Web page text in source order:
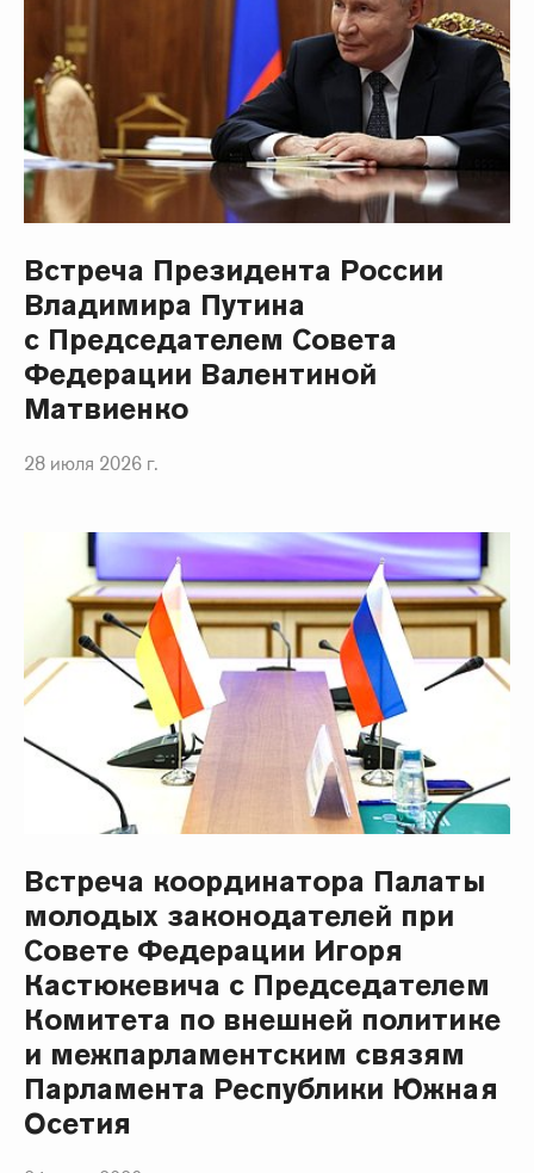
Встреча Президента России
Владимира Путина
с Председателем Совета
Федерации Валентиной
Матвиенко
28 июля 2026 г.
Встреча координатора Палаты
молодых законодателей при
Совете Федерации Игоря
Кастюкевича с Председателем
Комитета по внешней политике
и межпарламентским связям
Парламента Республики Южная
Осетия